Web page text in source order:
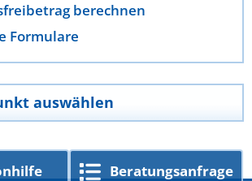
Beratungs­anfrage
berechnen
Formulare
auswählen